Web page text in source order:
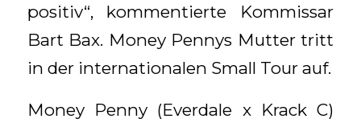
positiv“, kommentierte Kommissar
Bart Bax. Money Pennys Mutter tritt
in der internationalen Small Tour auf.
Money Penny (Everdale x Krack C)